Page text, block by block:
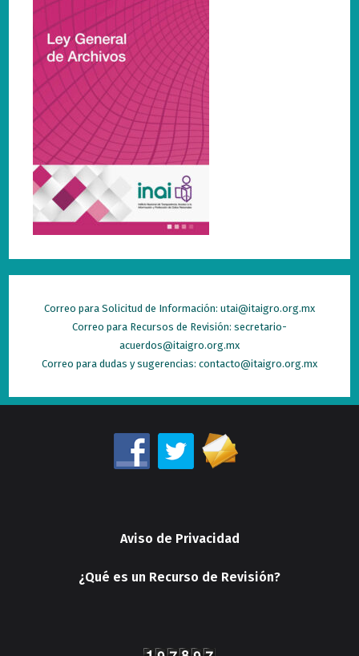
Correo para Solicitud de Información: utai@itaigro.org.mx
Correo para Recursos de Revisión: secretario-
acuerdos@itaigro.org.mx
Correo para dudas y sugerencias: contacto@itaigro.org.mx
Aviso de Privacidad
¿Qué es un Recurso de Revisión?